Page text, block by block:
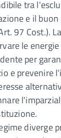
tra
e il
97 Cost.). La
le
per
e prevenire
diverge